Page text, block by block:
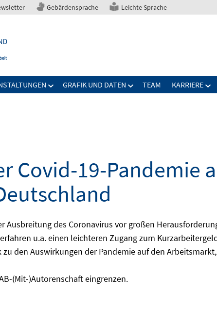
Gebärdensprache Leichte Sprache
GRAFIK UND DATEN TEAM KARRIERE
Covid-19-Pandemie
Ausbreitung des Coronavirus vor großen
u.a. einen leichteren Zugang zum
den Auswirkungen der Pandemie auf den
(Mit-)Autorenschaft eingrenzen.